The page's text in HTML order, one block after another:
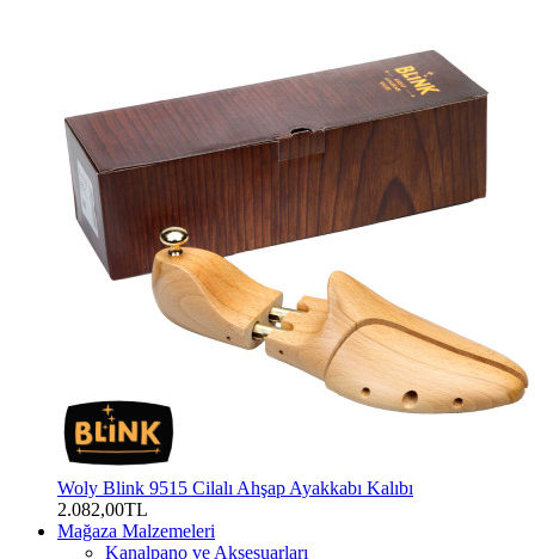
Woly Blink 9515 Cilalı Ahşap Ayakkabı Kalıbı
2.082,00TL
Mağaza Malzemeleri
Kanalpano ve Aksesuarları